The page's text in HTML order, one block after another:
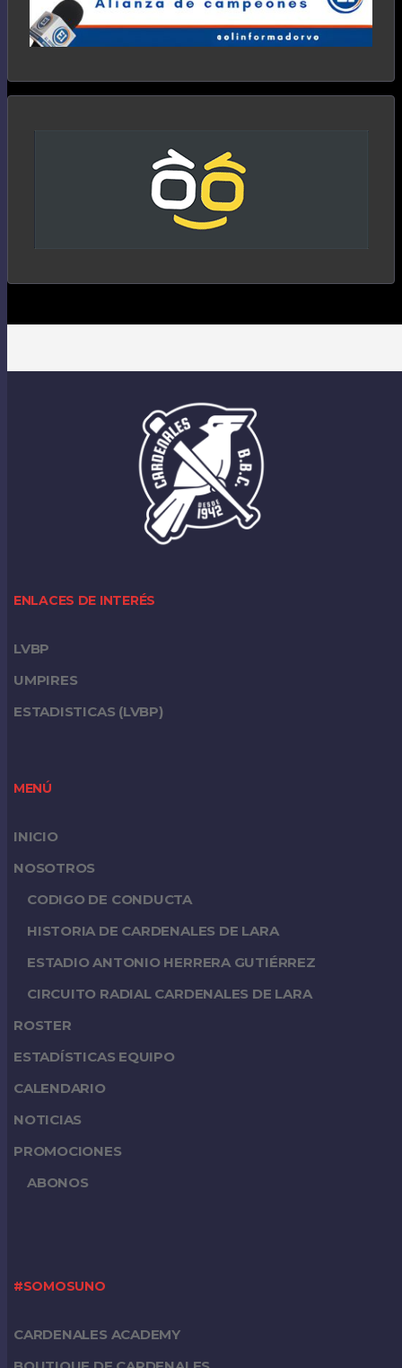
ENLACES DE INTERÉS
LVBP
UMPIRES
ESTADISTICAS (LVBP)
MENÚ
INICIO
NOSOTROS
CODIGO DE CONDUCTA
HISTORIA DE CARDENALES DE LARA
ESTADIO ANTONIO HERRERA GUTIÉRREZ
CIRCUITO RADIAL CARDENALES DE LARA
ROSTER
ESTADÍSTICAS EQUIPO
CALENDARIO
NOTICIAS
PROMOCIONES
ABONOS
#SOMOSUNO
CARDENALES ACADEMY